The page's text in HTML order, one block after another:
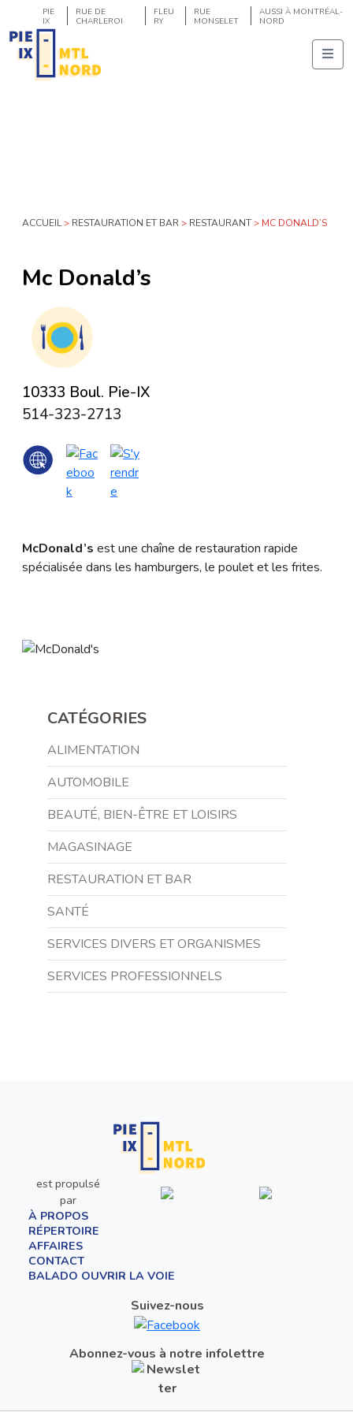
PIE
IX
RUE DE
CHARLEROI
FLEU
RY
RUE
MONSELET
AUSSI À MONTRÉAL-
NORD
ACCUEIL> RESTAURATION ET BAR> RESTAURANT> MC DONALD’S
Mc Donald’s
10333 Boul. Pie-IX
514-323-2713
McDonald’s est une chaîne de restauration rapide
spécialisée dans les hamburgers, le poulet et les frites.
CATÉGORIES
ALIMENTATION
AUTOMOBILE
BEAUTÉ, BIEN-ÊTRE ET LOISIRS
MAGASINAGE
RESTAURATION ET BAR
SANTÉ
SERVICES DIVERS ET ORGANISMES
SERVICES PROFESSIONNELS
est propulsé
par
À PROPOS
RÉPERTOIRE
AFFAIRES
CONTACT
BALADO OUVRIR LA VOIE
Suivez-nous
Abonnez-vous à notre infolettre